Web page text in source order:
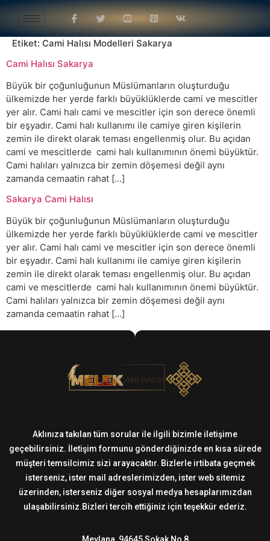
Etiket: Cami Halısı Modelleri Sakarya
Cami Halısı Sakarya
Büyük bir çoğunluğunun Müslümanların oluşturduğu
ülkemizde her yerde farklı büyüklüklerde cami ve mescitler
yer alır. Cami halı cami ve mescitler için son derece önemli
bir eşyadır. Cami halı kullanımı ile camiye giren kişilerin
zemin ile direkt olarak teması engellenmiş olur. Bu açıdan
cami ve mescitlerde cami halı kullanımının önemi büyüktür.
Cami halıları yalnızca bir zemin döşemesi değil aynı
zamanda cemaatin rahat […]
Sakarya Cami Halısı
Büyük bir çoğunluğunun Müslümanların oluşturduğu
ülkemizde her yerde farklı büyüklüklerde cami ve mescitler
yer alır. Cami halı cami ve mescitler için son derece önemli
bir eşyadır. Cami halı kullanımı ile camiye giren kişilerin
zemin ile direkt olarak teması engellenmiş olur. Bu açıdan
cami ve mescitlerde cami halı kullanımının önemi büyüktür.
Cami halıları yalnızca bir zemin döşemesi değil aynı
zamanda cemaatin rahat […]
Aklınıza takılan tüm sorular ile ilgili bizimle iletişime
geçebilirsiniz. İletişim formunu gönderdiğinizde en kısa sürede
müşteri temsilcimiz sizi arayacaktır. Bizlerle irtibata geçmek
isterseniz, ister mail adreslerimizden, ister web sitemiz
üzerinden, isterseniz diğer sosyal medya hesaplarımızdan
ulaşabilirsiniz.Bizleri tercih ettiğiniz için teşekkür ederiz.